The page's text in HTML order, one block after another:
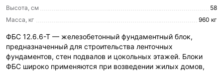
Высота, см
58
Масса, кг
960 кг
ФБС 12.6.6-Т — железобетонный фундаментный блок,
предназначенный для строительства ленточных
фундаментов, стен подвалов и цокольных этажей. Блоки
ФБС широко применяются при возведении жилых домов,